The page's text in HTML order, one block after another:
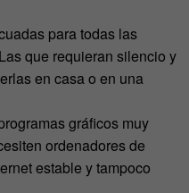
para todas las
que requieran silencio y
en casa o en una
gráficos muy
ordenadores de
estable y tampoco